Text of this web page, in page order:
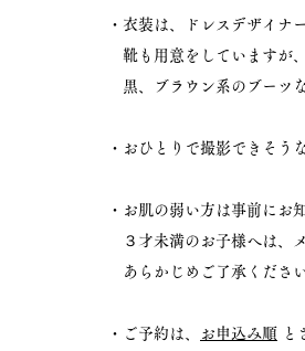
・衣装は、ドレスデザイナ
靴も用意をしていますが
黒、ブラウン系のブーツ
・おひとりで撮影できそう
・​ お肌の弱い方は事前にお
３才未満のお子様へは、
あらかじめご了承ください
・ご予約は、 お申込み順 と